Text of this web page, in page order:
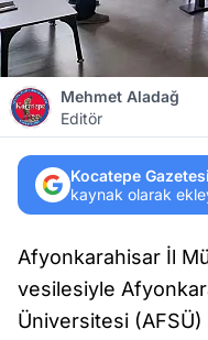
Mehmet Aladağ
Editör
Kocatepe Gazetesi
kaynak olarak
Afyonkarahisar İl
vesilesiyle
Üniversitesi